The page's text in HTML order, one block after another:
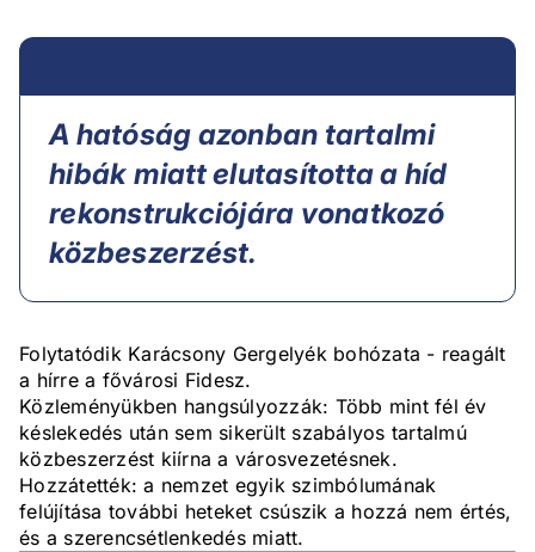
A hatóság azonban tartalmi
hibák miatt elutasította a híd
rekonstrukciójára vonatkozó
közbeszerzést.
Folytatódik Karácsony Gergelyék bohózata - reagált
a hírre a fővárosi Fidesz.
Közleményükben hangsúlyozzák: Több mint fél év
késlekedés után sem sikerült szabályos tartalmú
közbeszerzést kiírna a városvezetésnek.
Hozzátették: a nemzet egyik szimbólumának
felújítása további heteket csúszik a hozzá nem értés,
és a szerencsétlenkedés miatt.